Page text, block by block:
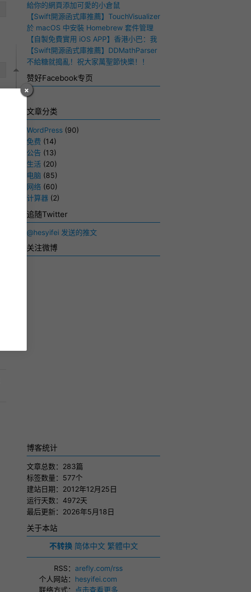
×
與感想
給你的網頁添加可愛的小倉鼠
【Swift開源函式庫推薦】TouchVisualizer
– 於屏幕上顯示你所觸摸的位置
於 macOS 中安裝 Homebrew 套件管理
工具
【自製免費實用 iOS APP】香港小巴：我
要下車！
【Swift開源函式庫推薦】DDMathParser
– 通過文字表達式（算式）計算結果
不給糖就搗亂！祝大家萬聖節快樂！！
赞好Facebook专页
文章分类
WordPress (90)
免费 (14)
公告 (13)
生活 (20)
电脑 (85)
网络 (60)
计算器 (2)
追随Twitter
@hesyifei 发送的推文
关注微博
博客统计
文章总数：283篇
标签数量：577个
建站日期：2012年12月25日
运行天数：4972天
最后更新：2026年5月18日
关于本站
不转换 简体中文 繁體中文
RSS： arefly.com/rss
个人网站： hesyifei.com
联络方式： 点击查看更多